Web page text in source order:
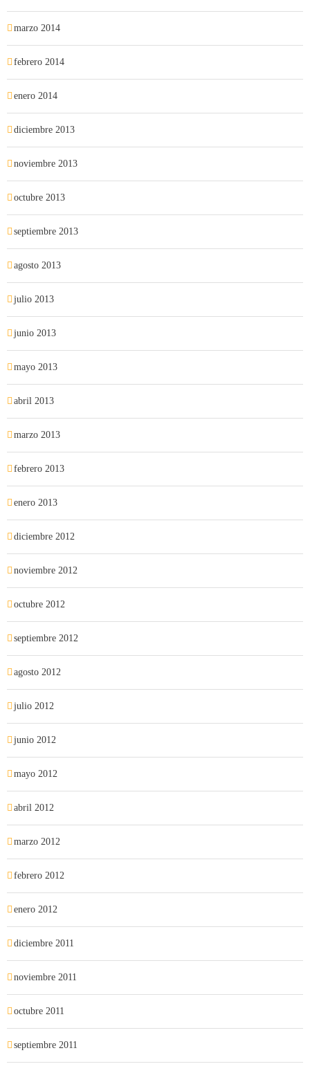
marzo 2014
febrero 2014
enero 2014
diciembre 2013
noviembre 2013
octubre 2013
septiembre 2013
agosto 2013
julio 2013
junio 2013
mayo 2013
abril 2013
marzo 2013
febrero 2013
enero 2013
diciembre 2012
noviembre 2012
octubre 2012
septiembre 2012
agosto 2012
julio 2012
junio 2012
mayo 2012
abril 2012
marzo 2012
febrero 2012
enero 2012
diciembre 2011
noviembre 2011
octubre 2011
septiembre 2011